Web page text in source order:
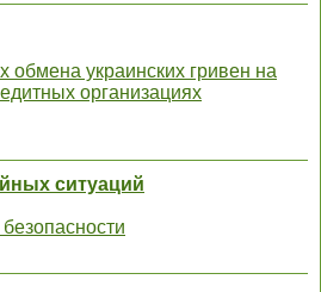
обмена украинских гривен на
организациях
ситуаций